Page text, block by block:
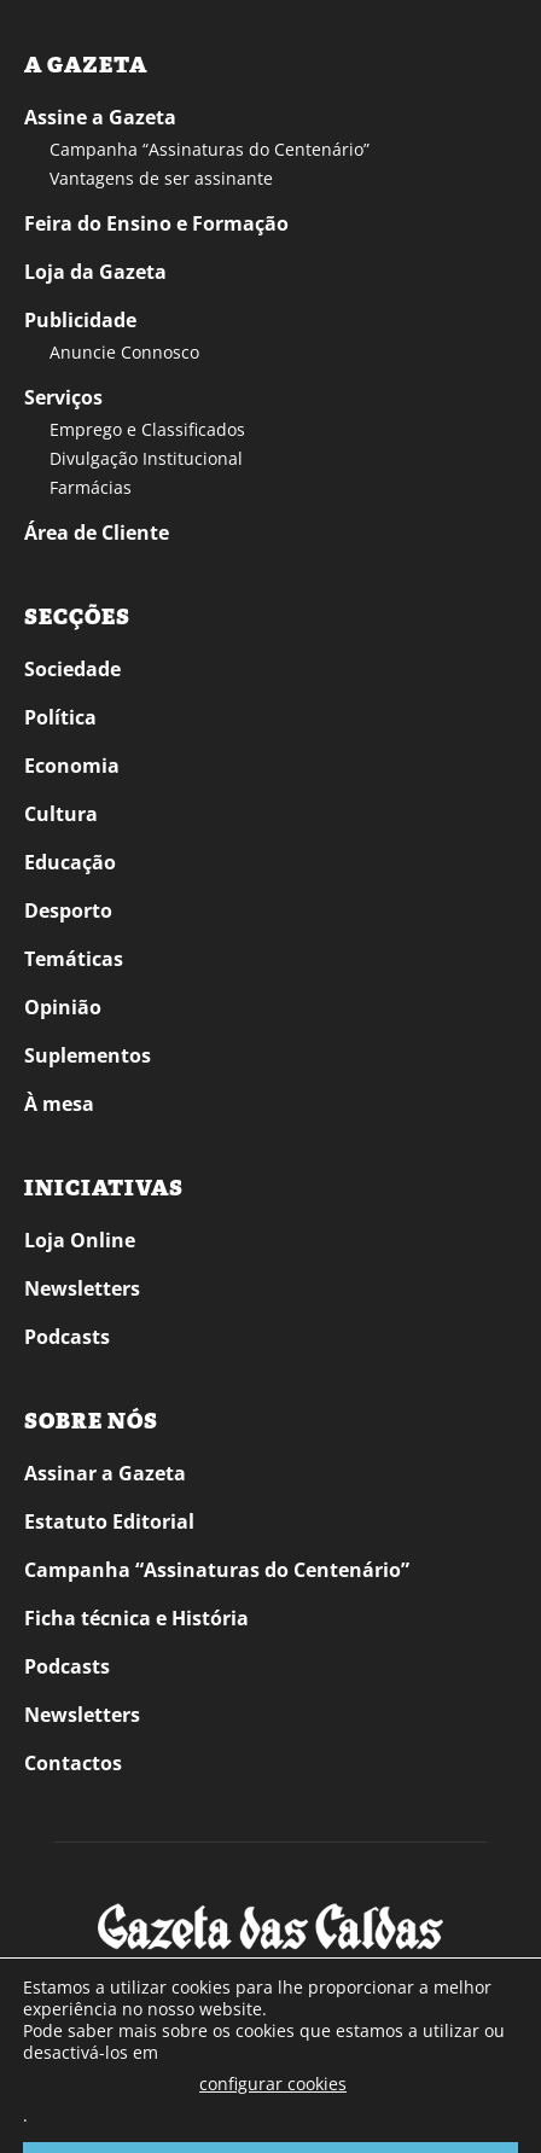
A GAZETA
Assine a Gazeta
Campanha “Assinaturas do Centenário”
Vantagens de ser assinante
Feira do Ensino e Formação
Loja da Gazeta
Publicidade
Anuncie Connosco
Serviços
Emprego e Classificados
Divulgação Institucional
Farmácias
Área de Cliente
SECÇÕES
Sociedade
Política
Economia
Cultura
Educação
Desporto
Temáticas
Opinião
Suplementos
À mesa
INICIATIVAS
Loja Online
Newsletters
Podcasts
SOBRE NÓS
Assinar a Gazeta
Estatuto Editorial
Campanha “Assinaturas do Centenário”
Ficha técnica e História
Podcasts
Newsletters
Contactos
SOBRE NÓS
Com sede nas Caldas da Rainha e mais de 90 anos de
a sul de distrito de Leiria, com mais de 40.000 leitores por
Estamos a utilizar cookies para lhe proporcionar a melhor
experiência no nosso website.
Pode saber mais sobre os cookies que estamos a utilizar ou
desactivá-los em
configurar cookies
.